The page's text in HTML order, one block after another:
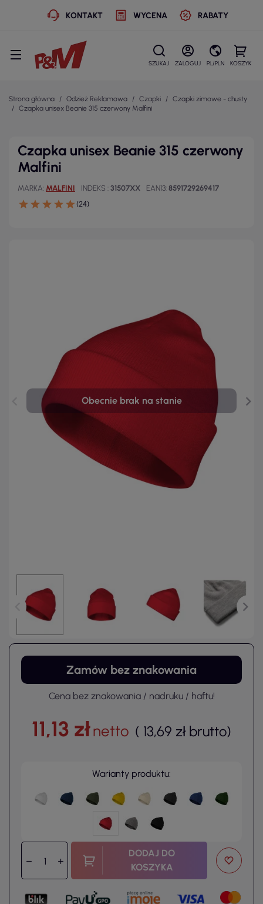
KONTAKT WYCENA RABATY
SZUKAJ ZALOGUJ PL/PLN KOSZYK
Strona główna Odzież Reklamowa Czapki
Czapki zimowe - chusty
Czapka unisex Beanie 315 czerwony Malfini
Czapka unisex Beanie 315 czerwony
Malfini
MARKA MALFINI INDEKS 31507XX EAN13 8591729269417
(24)
Obecnie brak na stanie
Zamów bez znakowania
Cena bez znakowania / nadruku / haftu!
11,13 złnetto ( 13,69 zł brutto)
Warianty produktu:
DODAJ DO
KOSZYKA